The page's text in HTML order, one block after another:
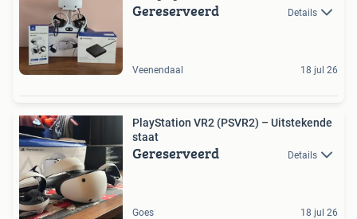
Gereserveerd Details
Veenendaal 18 jul 26
PlayStation VR2 (PSVR2) – Uitstekende
staat
Gereserveerd Details
Goes 18 jul 26